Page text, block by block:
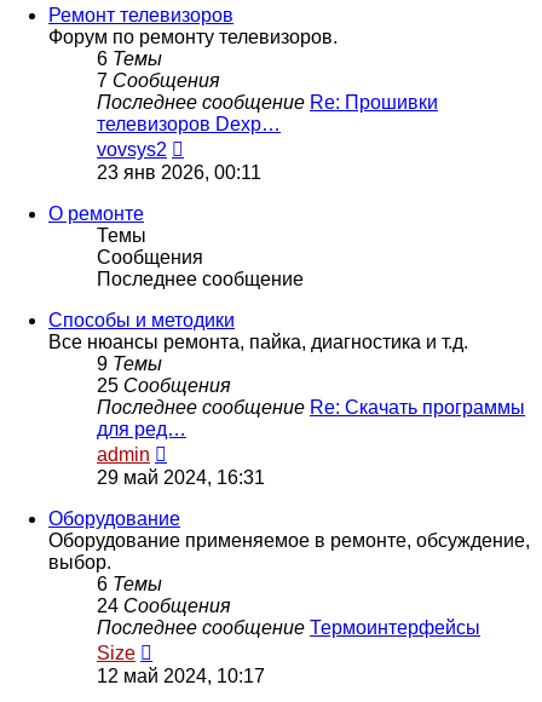
сообщению
Ремонт телевизоров
Форум по ремонту телевизоров.
6 Темы
7 Сообщения
Последнее сообщение Re: Прошивки
телевизоров Dexp…
vovsys2
к
23 янв 2026, 00:11
О ремонте
Темы
Сообщения
Последнее сообщение
Способы и методики
Все нюансы ремонта, пайка, диагностика и т.д.
9 Темы
25 Сообщения
Последнее сообщение Re: Скачать программы
для ред…
admin
к
сообщению
29 май 2024, 16:31
Оборудование
Оборудование применяемое в ремонте, обсуждение,
выбор.
6 Темы
24 Сообщения
Последнее сообщение Термоинтерфейсы
Size
к
12 май 2024, 10:17